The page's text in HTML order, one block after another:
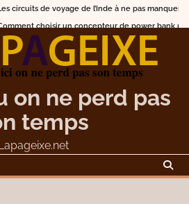
de voyage de l’Inde à ne pas manquer
choisir un concepteur de power bank
on ne perd pas
temps